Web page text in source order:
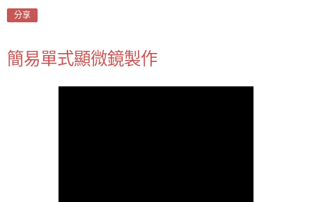
分享
簡易單式顯微鏡製作